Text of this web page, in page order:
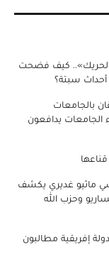
كيف فضحت
أحداث سبتة؟
بالجامعات
الجامعات يدافعون
ماثيو غديري يكشف
وحزب الله
تأشيرة الدخول للولايات المتحدة: مواطنو 30 دولة إفريقية مطالبون